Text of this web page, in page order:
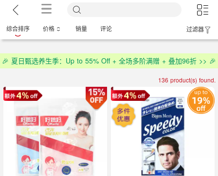
综合排序 价格 销量 评论 过滤器
🎉 夏日甄选养生季：Up to 55% Off + 全场多阶满赠 + 叠加96折 >> 🎉
136 product(s) found.